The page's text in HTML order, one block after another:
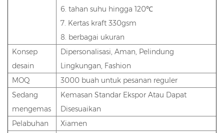
6. tahan suhu hingga 120℃
7. Kertas kraft 330gsm
8. berbagai ukuran
Konsep
desain
Dipersonalisasi, Aman, Pelindung
Lingkungan, Fashion
MOQ
3000 buah untuk pesanan reguler
Sedang
mengemas
Kemasan Standar Ekspor Atau Dapat
Disesuaikan
Pelabuhan
Xiamen